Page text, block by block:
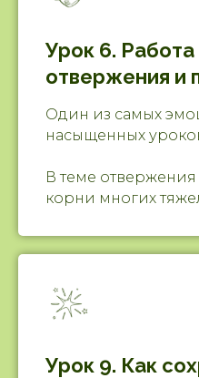
Урок 6.
отвержения и
Один из самых
насыщенных
В теме
корни многих
Урок 9. Как